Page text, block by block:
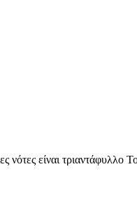
είναι